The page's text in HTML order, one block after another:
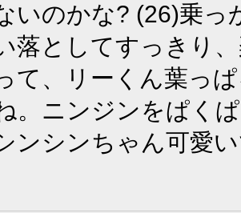
いのかな? (26)乗っ
落としてすっきり
て、リーくん葉っ
。ニンジンをぱく
ンシンちゃん可愛